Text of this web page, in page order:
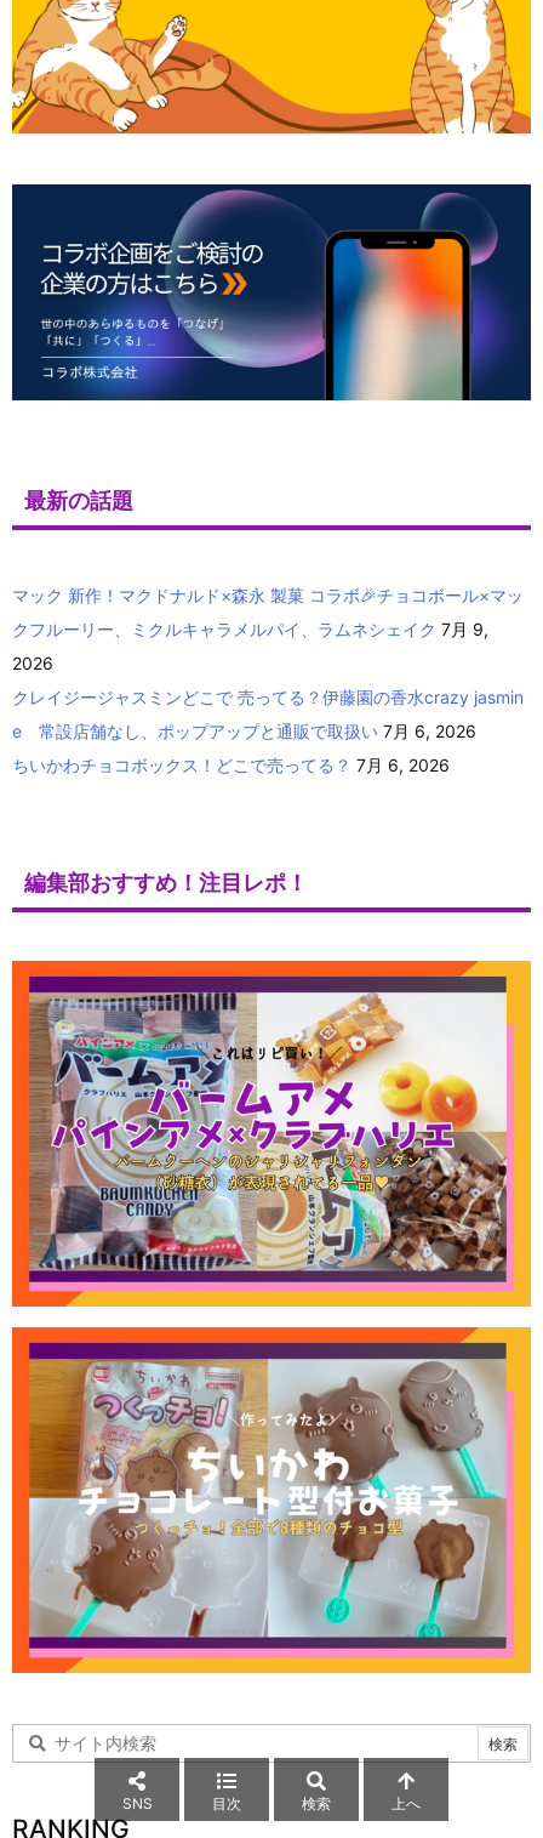
最新の話題
マック 新作！マクドナルド×森永 製菓 コラボ🎉チョコボール×マッ
クフルーリー、ミクルキャラメルパイ、ラムネシェイク 7月 9,
2026
クレイジージャスミンどこで 売ってる？伊藤園の香水crazy jasmin
e 常設店舗なし、ポップアップと通販で取扱い 7月 6, 2026
ちいかわチョコボックス！どこで売ってる？ 7月 6, 2026
編集部おすすめ！注目レポ！
RANKING
SNS 目次 検索 上へ